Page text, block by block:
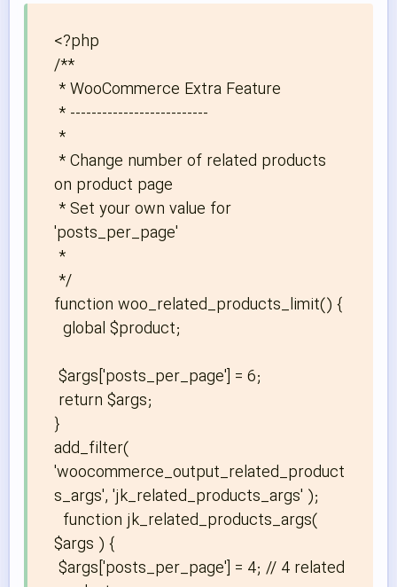
<?php
/**
on product page
'posts_per_page'
function woo_related_products_limit() {
}
add_filter(
'woocommerce_output_related_product
s_args', 'jk_related_products_args' );
$args ) {